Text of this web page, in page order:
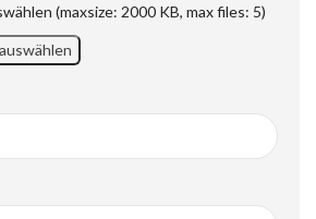
(maxsize: 2000 KB, max files: 5)